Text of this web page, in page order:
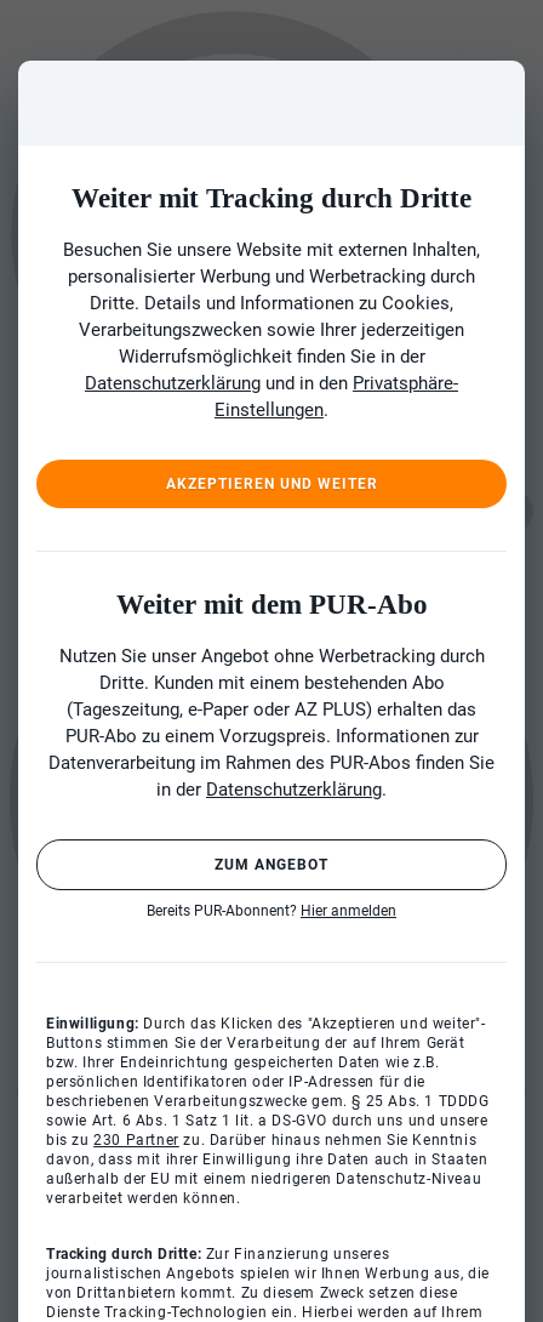
Weiter mit Tracking durch Dritte
Besuchen Sie unsere Website mit externen Inhalten,
personalisierter Werbung und Werbetracking durch
Dritte. Details und Informationen zu Cookies,
Verarbeitungszwecken sowie Ihrer jederzeitigen
Widerrufsmöglichkeit finden Sie in der
Datenschutzerklärung und in den Privatsphäre-
Einstellungen.
AKZEPTIEREN UND WEITER
Weiter mit dem PUR-Abo
Nutzen Sie unser Angebot ohne Werbetracking durch
Dritte. Kunden mit einem bestehenden Abo
(Tageszeitung, e-Paper oder AZ PLUS) erhalten das
PUR-Abo zu einem Vorzugspreis. Informationen zur
Datenverarbeitung im Rahmen des PUR-Abos finden Sie
in der Datenschutzerklärung.
ZUM ANGEBOT
Bereits PUR-Abonnent? Hier anmelden
Einwilligung: Durch das Klicken des "Akzeptieren und weiter"-
Buttons stimmen Sie der Verarbeitung der auf Ihrem Gerät
bzw. Ihrer Endeinrichtung gespeicherten Daten wie z.B.
persönlichen Identifikatoren oder IP-Adressen für die
beschriebenen Verarbeitungszwecke gem. § 25 Abs. 1 TDDDG
sowie Art. 6 Abs. 1 Satz 1 lit. a DS-GVO durch uns und unsere
bis zu230 Partner zu. Darüber hinaus nehmen Sie Kenntnis
davon, dass mit ihrer Einwilligung ihre Daten auch in Staaten
außerhalb der EU mit einem niedrigeren Datenschutz-Niveau
verarbeitet werden können.
Tracking durch Dritte: Zur Finanzierung unseres
journalistischen Angebots spielen wir Ihnen Werbung aus, die
von Drittanbietern kommt. Zu diesem Zweck setzen diese
Dienste Tracking-Technologien ein. Hierbei werden auf Ihrem